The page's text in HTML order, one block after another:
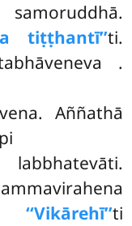
samoruddhā.
tiṭṭhantī’’ti.
.
Aññathā
‘‘Vikārehī’’ti